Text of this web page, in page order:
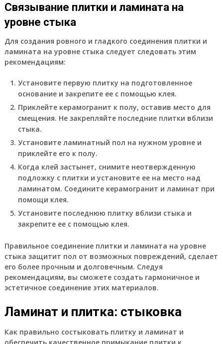
Связывание плитки и ламината на
уровне стыка
Для создания ровного и гладкого соединения плитки и
ламината на уровне стыка следует следовать этим
рекомендациям:
Установите первую плитку на подготовленное
основание и закрепите ее с помощью клея.
Приклейте керамогранит к полу, оставив место для
смещения. Не закрепляйте последние плитки вблизи
стыка.
Установите ламинатный пол на нужном уровне и
приклейте его к полу.
Когда клей застынет, снимите неотвержденную
подложку с плитки и установите ее на место над
ламинатом. Соедините керамогранит и ламинат при
помощи клея.
Установите последнюю плитку вблизи стыка и
закрепите ее с помощью клея.
Правильное соединение плитки и ламината на уровне
стыка защитит пол от возможных повреждений, сделает
его более прочным и долговечным. Следуя
рекомендациям, вы сможете создать гармоничное и
эстетичное соединение этих материалов.
Ламинат и плитка: стыковка
Как правильно состыковать плитку и ламинат и